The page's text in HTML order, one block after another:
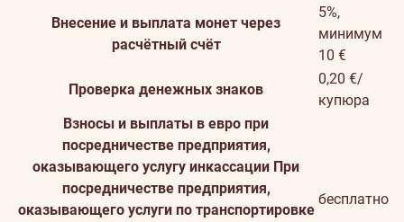
Внесение и выплата монет через
расчётный счёт
5%,
минимум
10 €
Проверка денежных знаков
0,20 €/
купюра
Взносы и выплаты в евро при
посредничестве предприятия,
оказывающего услугу инкассации При
посредничестве предприятия,
оказывающего услуги по транспортировке
бесплатно